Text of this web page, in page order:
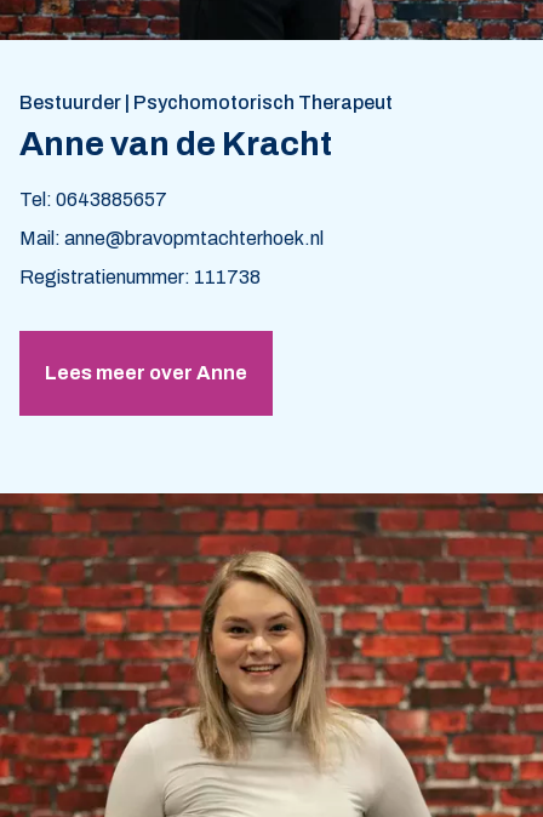
Bestuurder | Psychomotorisch Therapeut
Anne van de Kracht
Tel: 0643885657
Mail: anne@bravopmtachterhoek.nl
Registratienummer: 111738
Lees meer over Anne